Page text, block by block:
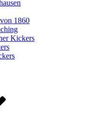
1860
Kickers